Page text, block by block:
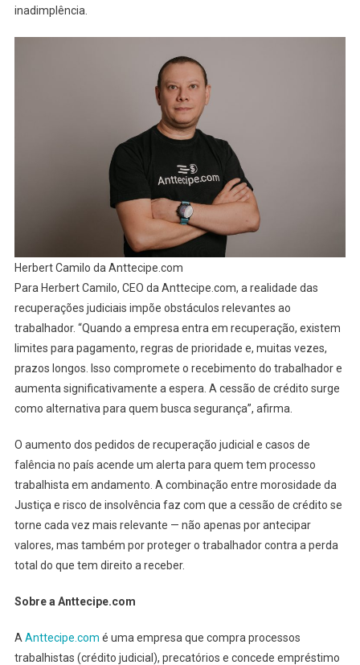
inadimplência.
Herbert Camilo da Anttecipe.com
Para Herbert Camilo, CEO da Anttecipe.com, a realidade das
recuperações judiciais impõe obstáculos relevantes ao
trabalhador. “Quando a empresa entra em recuperação, existem
limites para pagamento, regras de prioridade e, muitas vezes,
prazos longos. Isso compromete o recebimento do trabalhador e
aumenta significativamente a espera. A cessão de crédito surge
como alternativa para quem busca segurança”, afirma.
O aumento dos pedidos de recuperação judicial e casos de
falência no país acende um alerta para quem tem processo
trabalhista em andamento. A combinação entre morosidade da
Justiça e risco de insolvência faz com que a cessão de crédito se
torne cada vez mais relevante — não apenas por antecipar
valores, mas também por proteger o trabalhador contra a perda
total do que tem direito a receber.
Sobre a Anttecipe.com
A Anttecipe.com é uma empresa que compra processos
trabalhistas (crédito judicial), precatórios e concede empréstimo